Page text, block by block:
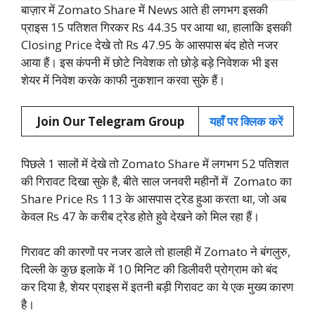
बाज़ार में Zomato Share में News आते ही लगभग इसकी
प्राइस 15 पतिशत गिरकर Rs 44.35 पर आया था, हालाकि इसकी
Closing Price देखे तो Rs 47.95 के आसपास बंद होते नजर
आया हैं। इस कंपनी में छोटे निवेशक तो छोड़े बड़े निवेशक भी इस
शेयर में निवेश करके काफी नुकशान करवा सुके हैं।
Join Our Telegram Group यहाँ पर क्लिक करें
पिछले 1 सालों में देखे तो Zomato Share में लगभग 52 पतिशत
की गिरावट दिखा सुके है, बीते साल जनवरी महीनों में Zomato का
Share Price Rs 113 के आसपास ट्रेड हुआ करता था, जो अब
केवल Rs 47 के करीब ट्रेड होते हुवे देखने को मिल रहा हैं।
गिरावट की कारणों पर नजर डाले तो हालही में Zomato ने बंगलुरु,
दिल्ली के कुछ इलाके में 10 मिनिट की डिलीवरी प्रोग्राम को बंद
कर दिया है, शेयर प्राइस में इतनी बड़ी गिरावट का ये एक मुख्य कारण
है।